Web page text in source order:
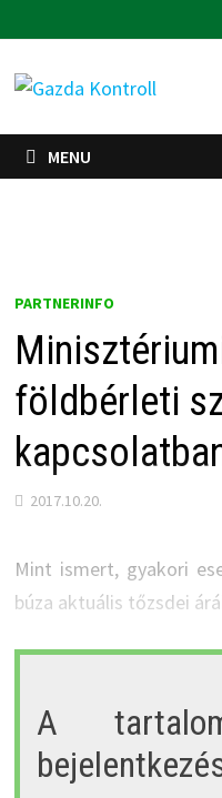
to
content
MENU
PARTNERINFO
földbérleti
2017.10.20.
Mint ismert, gyakori
búza aktuális tőzsdei
A